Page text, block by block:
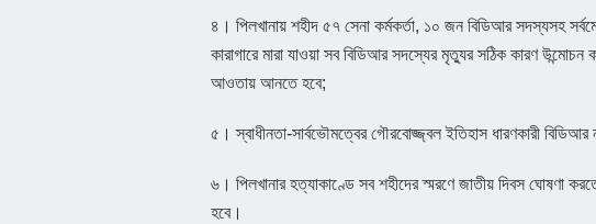
৪। পিলখানায় শহীদ ৫৭ সেনা কর্মকর্তা, ১০ জন বিডিআর সদস্যসহ
কারাগারে মারা যাওয়া সব বিডিআর সদস্যের মৃত্যুর সঠিক কারণ
আওতায় আনতে হবে;
৫। স্বাধীনতা-সার্বভৌমত্বের গৌরবোজ্জ্বল ইতিহাস ধারণকারী
৬। পিলখানার হত্যাকাণ্ডে সব শহীদের স্মরণে জাতীয় দিবস ঘোষণা
হবে।